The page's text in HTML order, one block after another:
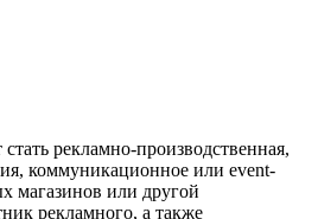
рекламно-производственная,
коммуникационное или event-
магазинов или другой
рекламного, а также